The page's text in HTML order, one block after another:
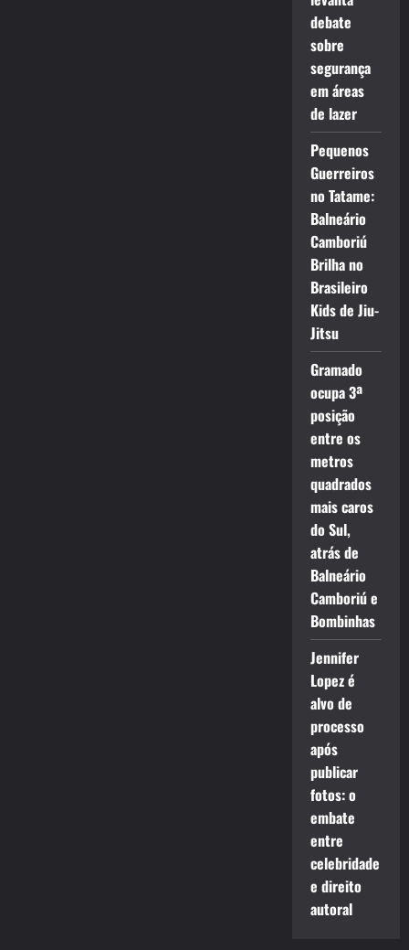
debate
sobre
segurança
em áreas
de lazer
Pequenos
Guerreiros
no Tatame:
Balneário
Camboriú
Brilha no
Brasileiro
Kids de Jiu-
Jitsu
Gramado
ocupa 3ª
posição
entre os
metros
quadrados
mais caros
do Sul,
atrás de
Balneário
Camboriú e
Bombinhas
Jennifer
Lopez é
alvo de
processo
após
publicar
fotos: o
embate
entre
celebridade
e direito
autoral